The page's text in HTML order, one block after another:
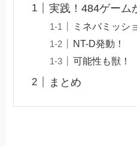
実践！484ゲーム
ミネバミッシ
NT-D発動！
可能性も獣！
まとめ